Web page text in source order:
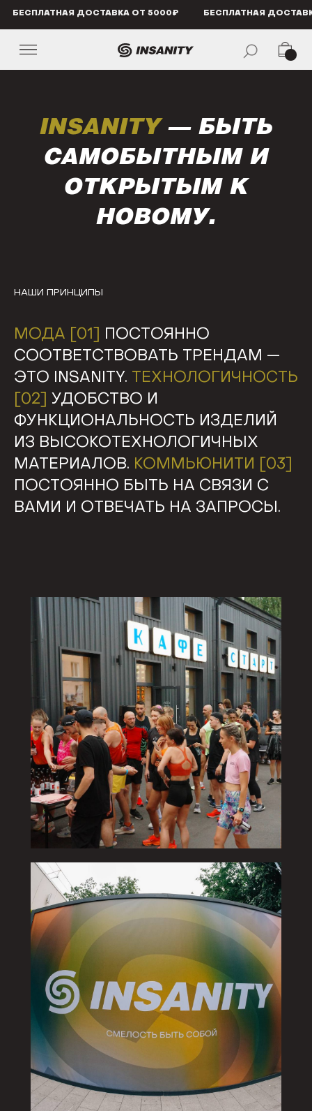
БЕСПЛАТНАЯ ДОСТАВКА ОТ 5000₽ БЕСПЛАТНАЯ ДОСТАВКА ОТ 5000₽
INSANITY— БЫТЬ
САМОБЫТНЫМ И
ОТКРЫТЫМ К
НОВОМУ.
НАШИ ПРИНЦИПЫ
МОДА [01]
ПОСТОЯННО
СООТВЕТСТВОВАТЬ ТРЕНДАМ —
ЭТО INSANITY.
ТЕХНОЛОГИЧНОСТЬ
[02] УДОБСТВО И
ФУНКЦИОНАЛЬНОСТЬ ИЗДЕЛИЙ
ИЗ ВЫСОКОТЕХНОЛОГИЧНЫХ
МАТЕРИАЛОВ. КОММЬЮНИТИ [03]
ПОСТОЯННО БЫТЬ НА СВЯЗИ С
ВАМИ И ОТВЕЧАТЬ НА ЗАПРОСЫ.